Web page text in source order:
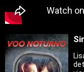
Filmes
Novelas